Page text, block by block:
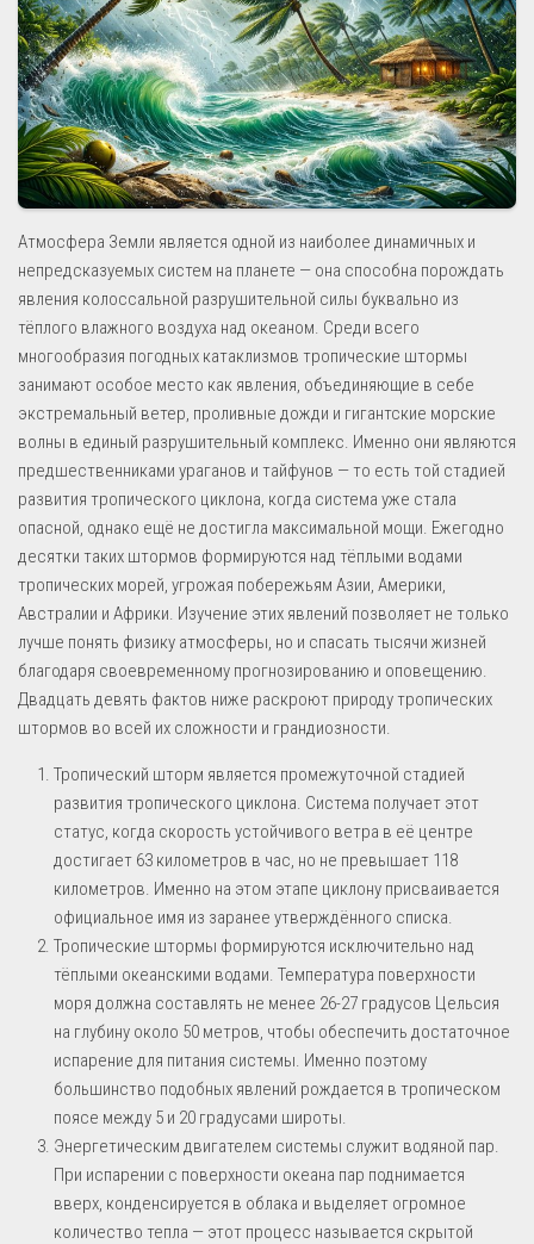
Атмосфера Земли является одной из наиболее динамичных и
непредсказуемых систем на планете — она способна порождать
явления колоссальной разрушительной силы буквально из
тёплого влажного воздуха над океаном. Среди всего
многообразия погодных катаклизмов тропические штормы
занимают особое место как явления, объединяющие в себе
экстремальный ветер, проливные дожди и гигантские морские
волны в единый разрушительный комплекс. Именно они являются
предшественниками ураганов и тайфунов — то есть той стадией
развития тропического циклона, когда система уже стала
опасной, однако ещё не достигла максимальной мощи. Ежегодно
десятки таких штормов формируются над тёплыми водами
тропических морей, угрожая побережьям Азии, Америки,
Австралии и Африки. Изучение этих явлений позволяет не только
лучше понять физику атмосферы, но и спасать тысячи жизней
благодаря своевременному прогнозированию и оповещению.
Двадцать девять фактов ниже раскроют природу тропических
штормов во всей их сложности и грандиозности.
Тропический шторм является промежуточной стадией
развития тропического циклона. Система получает этот
статус, когда скорость устойчивого ветра в её центре
достигает 63 километров в час, но не превышает 118
километров. Именно на этом этапе циклону присваивается
официальное имя из заранее утверждённого списка.
Тропические штормы формируются исключительно над
тёплыми океанскими водами. Температура поверхности
моря должна составлять не менее 26-27 градусов Цельсия
на глубину около 50 метров, чтобы обеспечить достаточное
испарение для питания системы. Именно поэтому
большинство подобных явлений рождается в тропическом
поясе между 5 и 20 градусами широты.
Энергетическим двигателем системы служит водяной пар.
При испарении с поверхности океана пар поднимается
вверх, конденсируется в облака и выделяет огромное
количество тепла — этот процесс называется скрытой